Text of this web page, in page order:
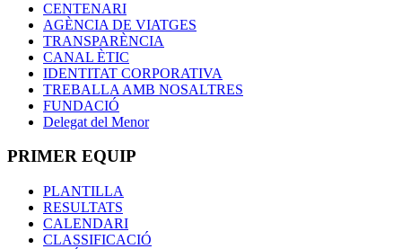
CENTENARI
AGÈNCIA DE VIATGES
TRANSPARÈNCIA
CANAL ÈTIC
IDENTITAT CORPORATIVA
TREBALLA AMB NOSALTRES
FUNDACIÓ
Delegat del Menor
PRIMER EQUIP
PLANTILLA
RESULTATS
CALENDARI
CLASSIFICACIÓ